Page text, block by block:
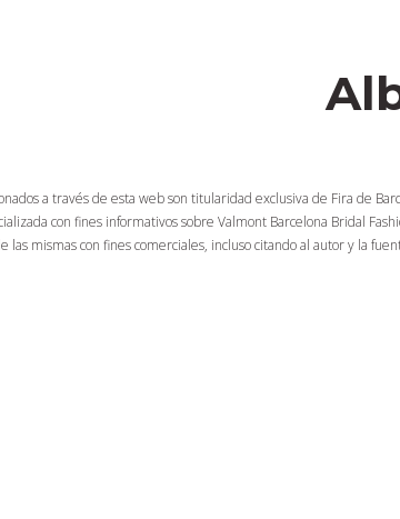
a través de esta web son titularidad exclusiva de Fira de
con fines informativos sobre Valmont Barcelona Bridal
las mismas con fines comerciales, incluso citando al autor y la